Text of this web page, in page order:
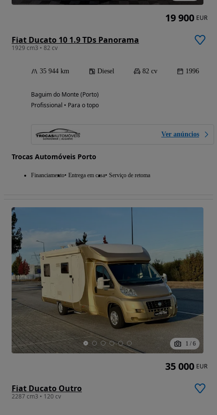
Fiat Ducato 10 1.9 TDs Panorama
1929 cm3 • 82 cv
35 944 km Diesel 82 cv 1996
Baguim do Monte (Porto)
Profissional • Para o topo
Ver anúncios
Trocas Automóveis Porto
Financiamento Entrega em casa Serviço de retoma
19 900 EUR
1 / 6
Fiat Ducato Outro
2287 cm3 • 120 cv
35 000 EUR